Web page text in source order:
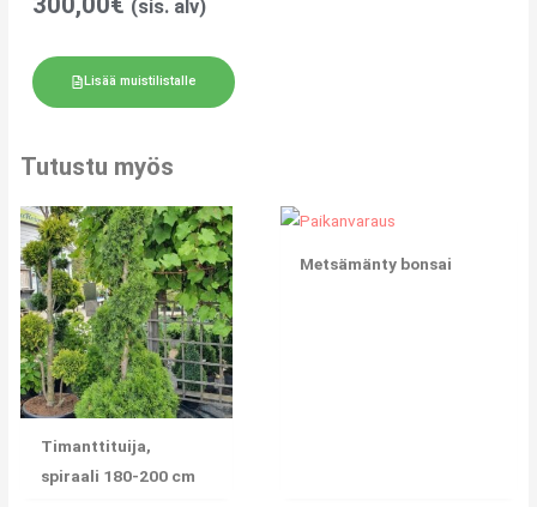
(sis. alv)
Lisää muistilistalle
Tutustu myös
Timanttituija,
spiraali 180-200 cm
Metsämänty bonsai